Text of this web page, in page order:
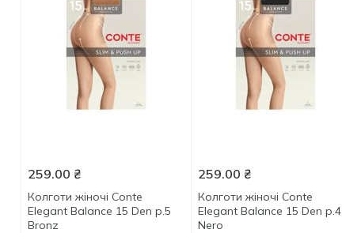
259.00 ₴
Колготи жіночі Conte
Elegant Balance 15 Den р.5
Bronz
259.00 ₴
Колготи жіночі Conte
Elegant Balance 15 Den р.4
Nero